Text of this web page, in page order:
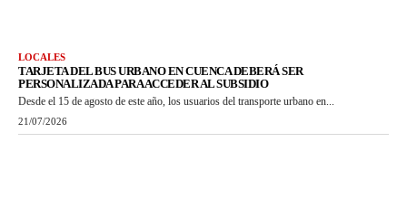
LOCALES
TARJETA DEL BUS URBANO EN CUENCA DEBERÁ SER
PERSONALIZADA PARA ACCEDER AL SUBSIDIO
Desde el 15 de agosto de este año, los usuarios del transporte urbano en...
21/07/2026